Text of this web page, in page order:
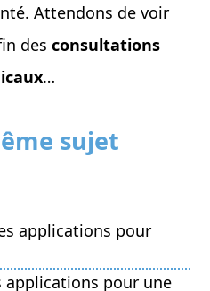
Attendons de voir
desconsultations
…
sujet
applications pour
applications pour une